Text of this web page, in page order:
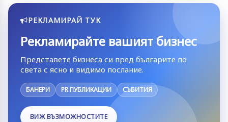
РЕКЛАМИРАЙ ТУК
Рекламирайте вашият бизнес
Представете бизнеса си пред българите по
света с ясно и видимо послание.
БАНЕРИ PR ПУБЛИКАЦИИ СЪБИТИЯ
ВИЖ ВЪЗМОЖНОСТИТЕ